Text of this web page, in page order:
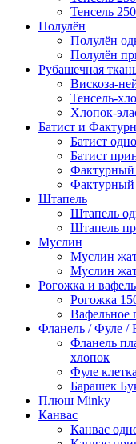
Тенсель
Полулён
Полулён
Полулён
Рубашечная
Вискоза-
Тенсель-
Хлопок-
Батист и
Батист
Батист
Фактурный
Фактурный
Штапель
Штапель
Штапель
Муслин
Муслин
Муслин
Рогожка и
Рогожка
Вафельное
Фланель / Фуле /
Фланель
хлопок
Фуле клетка
Барашек
Плюш Minky
Канвас
Канвас